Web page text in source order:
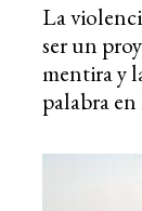
La
ser un
mentira y
palabra